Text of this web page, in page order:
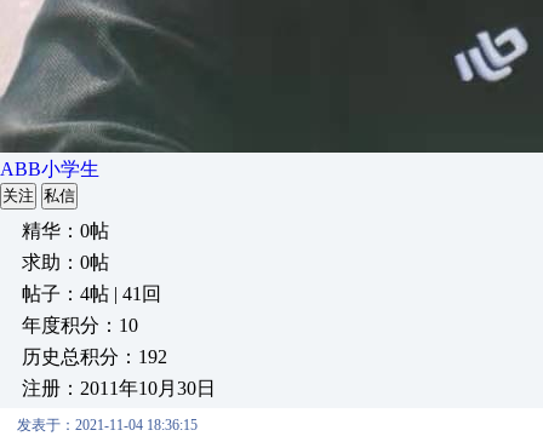
ABB小学生
关注 私信
精华：0帖
求助：0帖
帖子：4帖 | 41回
年度积分：10
历史总积分：192
注册：2011年10月30日
发表于：2021-11-04 18:36:15